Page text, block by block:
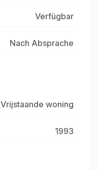
Verfügbar
Nach Absprache
Vrijstaande woning
1993